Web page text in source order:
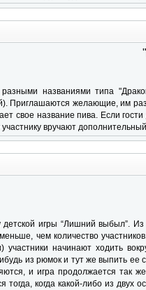
названиями типа
Приглашаются желающие, им
свое название пива. Если
вручают
игры “Лишний выбыл”.
чем количество
начинают ходить
из рюмок и тут же выпить
и игра продолжается так
тогда, когда какой-либо из двух